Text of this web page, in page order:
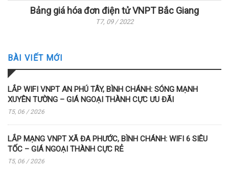
Bảng giá hóa đơn điện tử VNPT Bắc Giang
T7, 09 / 2022
BÀI VIẾT MỚI
LẮP WIFI VNPT AN PHÚ TÂY, BÌNH CHÁNH: SÓNG MẠNH
XUYÊN TƯỜNG – GIÁ NGOẠI THÀNH CỰC ƯU ĐÃI
T5, 06 / 2026
LẮP MẠNG VNPT XÃ ĐA PHƯỚC, BÌNH CHÁNH: WIFI 6 SIÊU
TỐC – GIÁ NGOẠI THÀNH CỰC RẺ
T5, 06 / 2026